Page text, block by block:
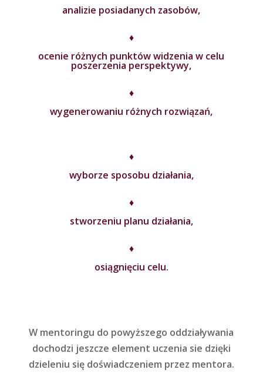
analizie posiadanych zasobów,
♦
ocenie różnych punktów widzenia w celu
poszerzenia perspektywy,
♦
wygenerowaniu różnych rozwiązań,
♦
wyborze sposobu działania,
♦
stworzeniu planu działania,
♦
osiągnięciu celu.
W mentoringu do powyższego oddziaływania
dochodzi jeszcze element uczenia sie dzięki
dzieleniu się doświadczeniem przez mentora.